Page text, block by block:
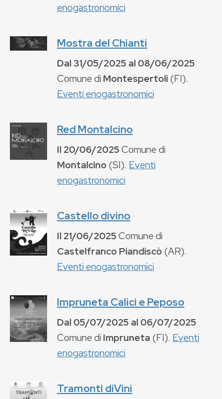
enogastronomici
Mostra del Chianti
Dal31/05/2025 al08/06/2025
Comune di Montespertoli(FI).
Eventi enogastronomici
Red Montalcino
Il20/06/2025Comune di
Montalcino(SI). Eventi
enogastronomici
Castello divino
Il21/06/2025Comune di
Castelfranco Piandiscò(AR).
Eventi enogastronomici
Impruneta Calici e Peposo
Dal05/07/2025 al06/07/2025
Comune di Impruneta (FI). Eventi
enogastronomici
Tramonti diVini